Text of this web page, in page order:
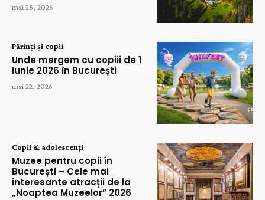
mai 25, 2026
Părinți și copii
Unde mergem cu copiii de 1
Iunie 2026 în București
mai 22, 2026
Copii & adolescenți
Muzee pentru copii în
București – Cele mai
interesante atracții de la
„Noaptea Muzeelor” 2026